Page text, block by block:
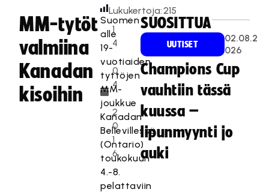
MM-tytöt
valmiina
Kanadan
kisoihin
1
4
.
0
4
.
2
0
1
6
Lukukertoja:215
Suomen
alle
19-
vuotiaiden
tyttöjen
MM-
joukkue
Kanadan
Bellevillessä
(Ontario)
toukokuun
4.-8.
pelattaviin
SUOSITTUA
UUTISET
02.08.2
026
Champions Cup
vauhtiin tässä
kuussa –
lipunmyynti jo
auki